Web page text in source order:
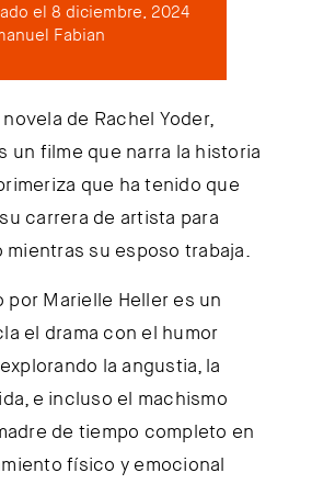
el 8 diciembre, 2024
Fabian
de Rachel Yoder,
un filme que narra la historia
que ha tenido que
carrera de artista para
mientras su esposo trabaja.
por Marielle Heller es un
el drama con el humor
la angustia, la
e incluso el machismo
de tiempo completo en
físico y emocional